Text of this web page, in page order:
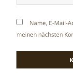
Name, E-Mail-
meinen nächsten